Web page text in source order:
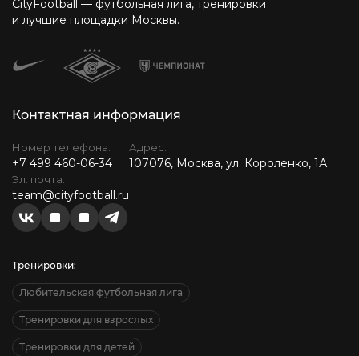
CityFootball — футбольная лига, тренировки
и лучшие площадки Москвы.
Контактная информация
Номер телефона:
+7 499 460-06-34
Эл. почта:
team@cityfootball.ru
Адрес:
107076, Москва, ул. Короленко, 1А
Тренировки:
Любительская футбольная лига
Тренировки для взрослых
Тренировки для детей